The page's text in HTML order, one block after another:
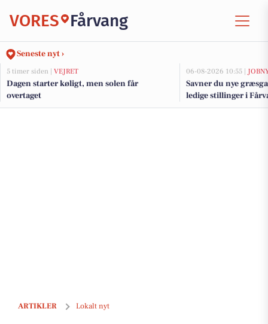
VORES Fårvang
Seneste nyt ›
5 timer siden | VEJRET
Dagen starter køligt, men solen får
overtaget
06-08-2026 10:55 |
Savner du nye
ledige stillinger i
ARTIKLER Lokalt nyt
Silkeborg byråd vedtager nye boligområder, grønne parker og